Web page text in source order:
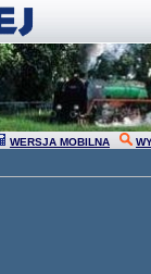
WERSJA MOBILNA